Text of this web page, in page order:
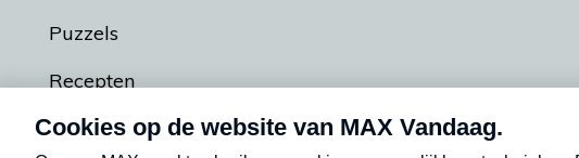
Puzzels
Recepten
Podcasts